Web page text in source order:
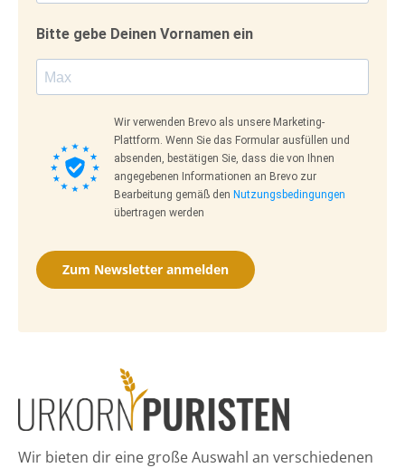
Bitte gebe Deinen Vornamen ein
Wir verwenden Brevo als unsere Marketing-
Plattform. Wenn Sie das Formular ausfüllen und
absenden, bestätigen Sie, dass die von Ihnen
angegebenen Informationen an Brevo zur
Bearbeitung gemäß den Nutzungsbedingungen
übertragen werden
Zum Newsletter anmelden
Wir bieten dir eine große Auswahl an verschiedenen